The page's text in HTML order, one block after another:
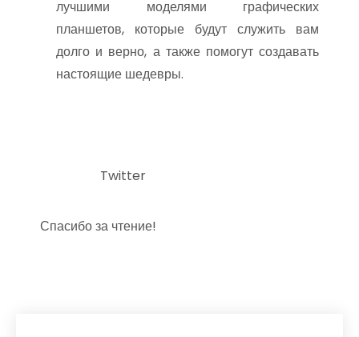
лучшими моделями графических
планшетов, которые будут служить вам
долго и верно, а также помогут создавать
настоящие шедевры.
Twitter
Спасибо за чтение!